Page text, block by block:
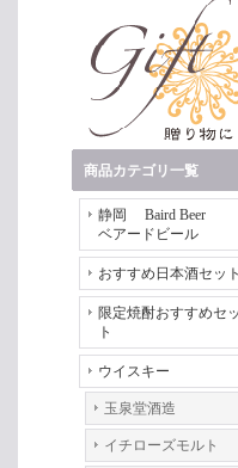
商品カテゴリ一覧
静岡 Baird
ベアードビール
おすすめ日本酒セット
限定焼酎おすすめセッ
ト
ウイスキー
玉泉堂酒造
イチローズモルト